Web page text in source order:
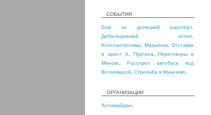
СОБЫТИЯ
Бои за донецкий аэропорт,
Дебальцевский котел
Константиновка
Марьинка
Отставка
и арест А. Пургина ,Переговоры в
Минске
Расстрел автобуса под
Волновахой
Стрельба в Мукачево
ОРГАНИЗАЦИИ
Антимайдан